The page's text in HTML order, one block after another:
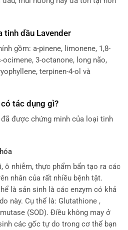
tinh dầu Lavender
gồm: a-pinene, limonene, 1,8-
3-octanone, long não,
terpinen-4-ol và
tác dụng gì?
được chứng minh của loại tinh
ô nhiễm, thực phẩm bẩn tạo ra các
nhân của rất nhiều bệnh tật.
là sản sinh là các enzym có khả
này. Cụ thể là: Glutathione ,
(SOD). Điều không may ở
các gốc tự do trong cơ thể bạn